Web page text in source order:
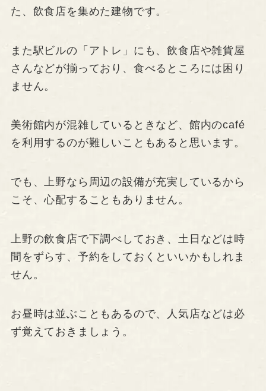
た、飲食店を集めた建物です。
また駅ビルの「アトレ」にも、飲食店や雑貨屋
さんなどが揃っており、食べるところには困り
ません。
美術館内が混雑しているときなど、館内のcafé
を利用するのが難しいこともあると思います。
でも、上野なら周辺の設備が充実しているから
こそ、心配することもありません。
上野の飲食店で下調べしておき、土日などは時
間をずらす、予約をしておくといいかもしれま
せん。
お昼時は並ぶこともあるので、人気店などは必
ず覚えておきましょう。